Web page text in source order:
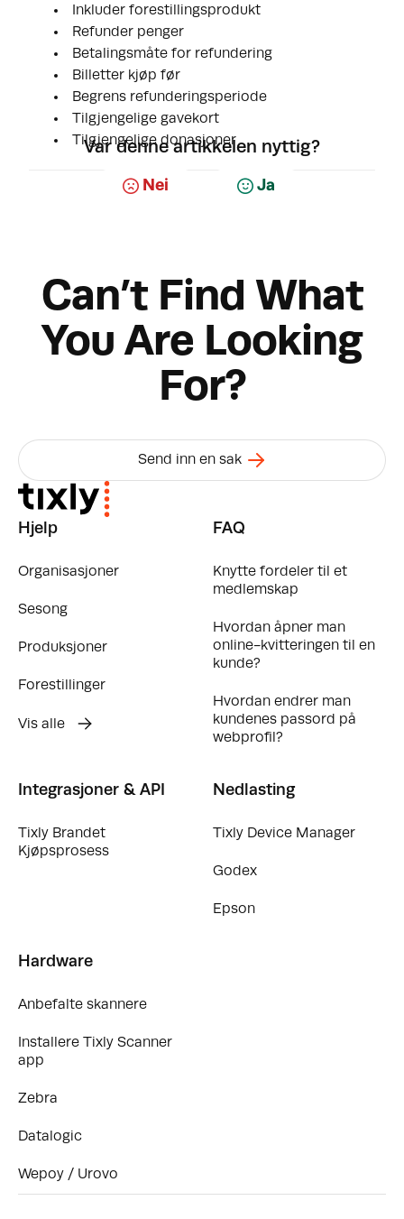
Inkluder forestillingsprodukt
Refunder penger
Betalingsmåte for refundering
Billetter kjøp før
Begrens refunderingsperiode
Tilgjengelige gavekort
Tilgjengelige donasjoner
Var denne artikkelen nyttig?
Nei Ja
Can’t Find What
You Are Looking
For?
Send inn en sak
Hjelp
Organisasjoner
Sesong
Produksjoner
Forestillinger
Vis alle
FAQ
Knytte fordeler til et
medlemskap
Hvordan åpner man
online-kvitteringen til en
kunde?
Hvordan endrer man
kundenes passord på
webprofil?
Integrasjoner & API
Tixly Brandet
Kjøpsprosess
Nedlasting
Tixly Device Manager
Godex
Epson
Hardware
Anbefalte skannere
Installere Tixly Scanner
app
Zebra
Datalogic
Wepoy / Urovo